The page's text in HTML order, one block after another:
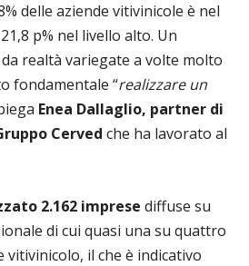
delle aziende vitivinicole è nel
p% nel livello alto. Un
realtà variegate a volte molto
fondamentale “realizzare un
Enea Dallaglio, partner di
Cerved che ha lavorato al
2.162 imprese diffuse su
di cui quasi una su quattro
il che è indicativo